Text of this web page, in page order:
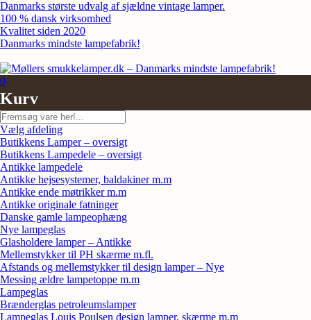
Skip
to
content
Danmarks største udvalg af sjældne vintage lamper.
100 % dansk virksomhed
Kvalitet siden 2020
Danmarks mindste lampefabrik!
0
Kurv
Søg
Vælg afdeling
Butikkens Lamper – oversigt
Butikkens Lampedele – oversigt
Antikke lampedele
Antikke hejsesystemer, baldakiner m.m
Antikke ende møtrikker m.m
Antikke originale fatninger
Danske gamle lampeophæng
Nye lampeglas
Glasholdere lamper – Antikke
Mellemstykker til PH skærme m.fl.
Afstands og mellemstykker til design lamper – Nye
Messing ældre lampetoppe m.m
Lampeglas
Brænderglas petroleumslamper
Lampeglas Louis Poulsen design lamper, skærme m.m